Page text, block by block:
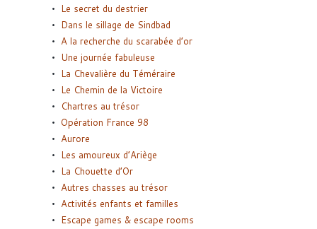
Le secret du destrier
Dans le sillage de Sindbad
A la recherche du scarabée d’or
Une journée fabuleuse
La Chevalière du Téméraire
Le Chemin de la Victoire
Chartres au trésor
Opération France 98
Aurore
Les amoureux d’Ariège
La Chouette d’Or
Autres chasses au trésor
Activités enfants et familles
Escape games & escape rooms